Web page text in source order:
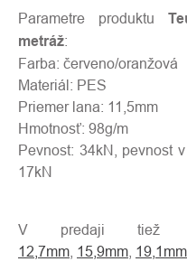
Parametre produktu
metráž:
Farba: červeno/oranžová
Materiál: PES
Priemer lana: 11,5mm
Hmotnosť: 98g/m
Pevnost: 34kN, pevnost
17kN
V predaji tiež
12,7mm 15,9mm 19,1mm